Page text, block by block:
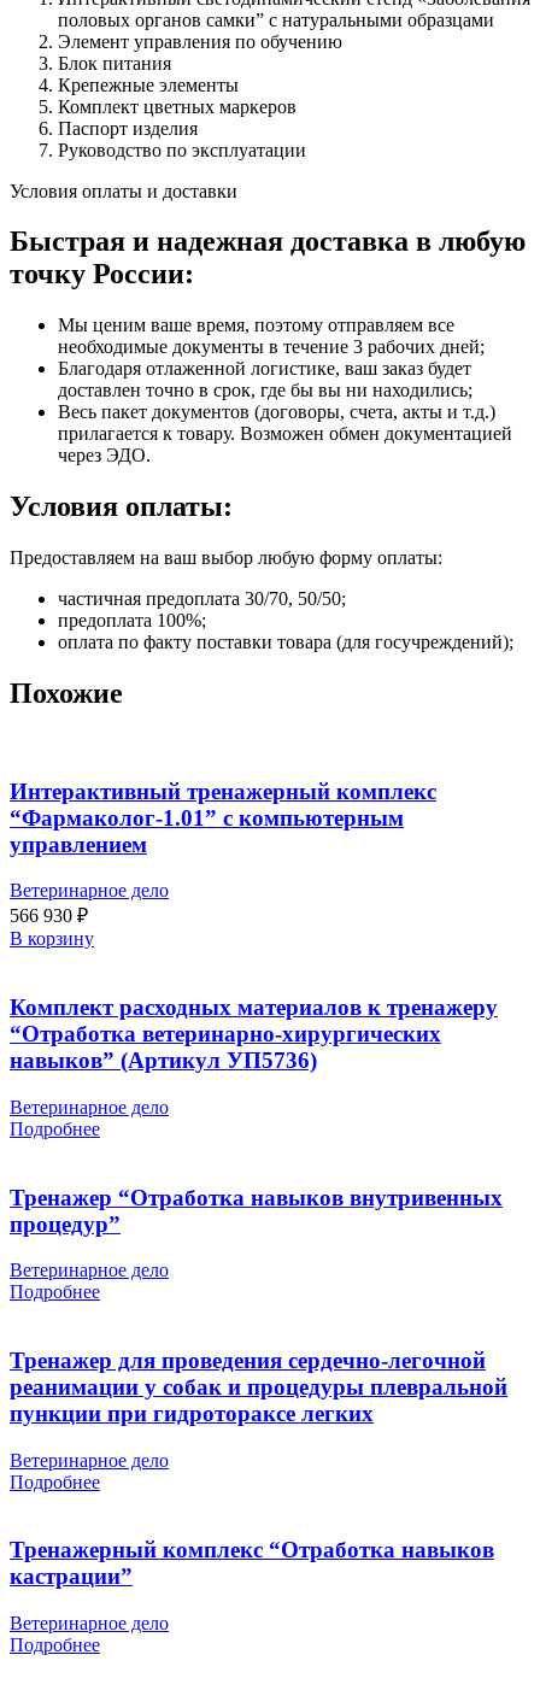
половых органов самки” с натуральными образцами
Элемент управления по обучению
Блок питания
Крепежные элементы
Комплект цветных маркеров
Паспорт изделия
Руководство по эксплуатации
Условия оплаты и доставки
Быстрая и надежная доставка в любую
точку России:
Мы ценим ваше время, поэтому отправляем все
необходимые документы в течение 3 рабочих дней;
Благодаря отлаженной логистике, ваш заказ будет
доставлен точно в срок, где бы вы ни находились;
Весь пакет документов (договоры, счета, акты и т.д.)
прилагается к товару. Возможен обмен документацией
через ЭДО.
Условия оплаты:
Предоставляем на ваш выбор любую форму оплаты:
частичная предоплата 30/70, 50/50;
предоплата 100%;
оплата по факту поставки товара (для госучреждений);
Похожие
Интерактивный тренажерный комплекс
“Фармаколог-1.01” с компьютерным
управлением
Ветеринарное дело
566 930 ₽
В корзину
Комплект расходных материалов к тренажеру
“Отработка ветеринарно-хирургических
навыков” (Артикул УП5736)
Ветеринарное дело
Подробнее
Тренажер “Отработка навыков внутривенных
процедур”
Ветеринарное дело
Подробнее
Тренажер для проведения сердечно-легочной
реанимации у собак и процедуры плевральной
пункции при гидротораксе легких
Ветеринарное дело
Подробнее
Тренажерный комплекс “Отработка навыков
кастрации”
Ветеринарное дело
Подробнее